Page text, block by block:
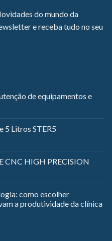
do mundo da
e receba tudo no seu
de equipamentos e
5 Litros STER5
CNC HIGH PRECISION
como escolher
a produtividade da clínica